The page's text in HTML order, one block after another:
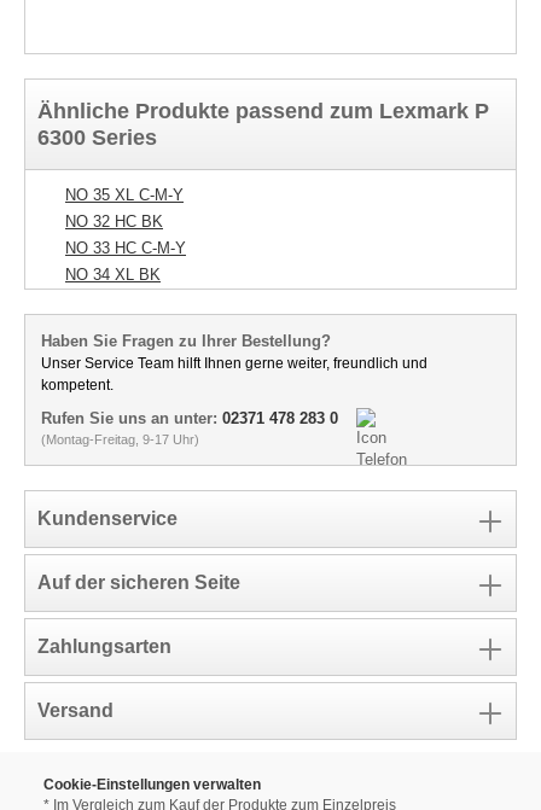
Ähnliche Produkte passend zum Lexmark P
6300 Series
NO 35 XL C-M-Y
NO 32 HC BK
NO 33 HC C-M-Y
NO 34 XL BK
Haben Sie Fragen zu Ihrer Bestellung?
Unser Service Team hilft Ihnen gerne weiter, freundlich und
kompetent.
Rufen Sie uns an unter: 02371 478 283 0
(Montag-Freitag, 9-17 Uhr)
Kundenservice
Auf der sicheren Seite
Zahlungsarten
Versand
Cookie-Einstellungen verwalten
* Im Vergleich zum Kauf der Produkte zum Einzelpreis